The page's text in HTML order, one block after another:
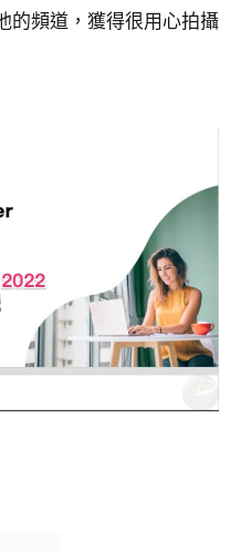
的頻道，獲得很用心拍攝